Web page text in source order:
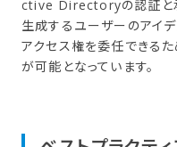
ctive Directoryの認証と
生成するユーザーのアイ
アクセス権を委任できる
が可能となっています。